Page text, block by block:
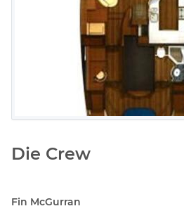
Die Crew
Fin McGurran